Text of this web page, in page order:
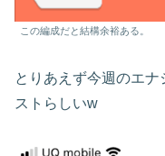
この編成だと結構余裕ある。
とりあえず今週のエ
ストらしいw